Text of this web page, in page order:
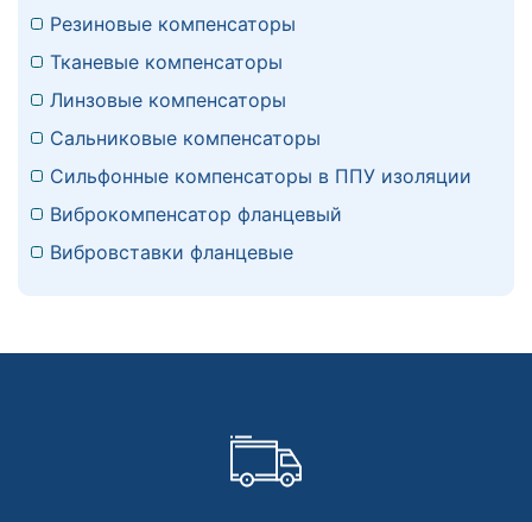
Резиновые компенсаторы
Тканевые компенсаторы
Линзовые компенсаторы
Сальниковые компенсаторы
Сильфонные компенсаторы в ППУ изоляции
Виброкомпенсатор фланцевый
Вибровставки фланцевые